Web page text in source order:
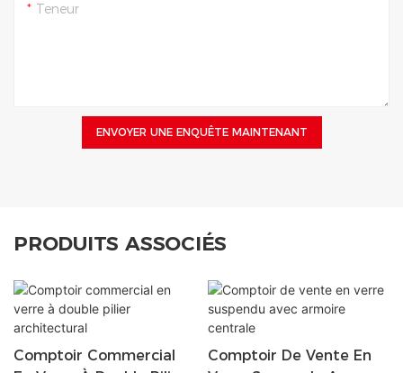
Teneur
ENVOYER UNE ENQUÊTE MAINTENANT
PRODUITS ASSOCIÉS
Comptoir Commercial
Comptoir De Vente En